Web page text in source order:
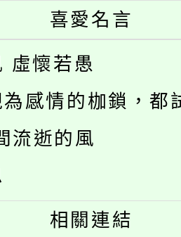
喜愛名言
虛懷若愚
感情的枷鎖，都
流逝的風
相關連結